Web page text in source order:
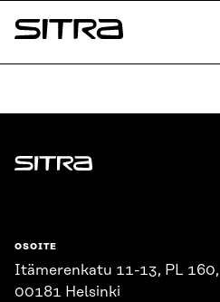
Siirry
suoraan
Sitra
Sitra
OSOITE
Itämerenkatu 11-13, PL 160,
00181 Helsinki